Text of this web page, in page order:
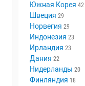
Южная Корея 42
Швеция 29
Норвегия 29
Индонезия 23
Ирландия 23
Дания 22
Нидерланды 20
Финляндия 18